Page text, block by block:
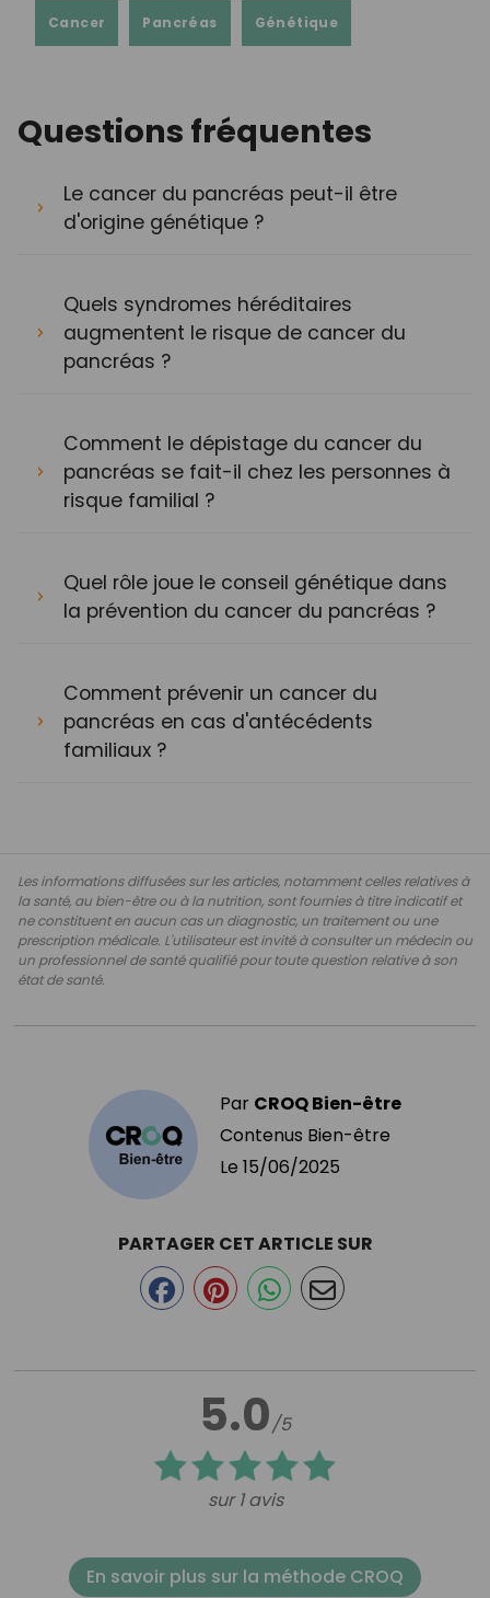
Cancer Pancréas Génétique
Questions fréquentes
Le cancer du pancréas peut-il être
d'origine génétique ?
Quels syndromes héréditaires
augmentent le risque de cancer du
pancréas ?
Comment le dépistage du cancer du
pancréas se fait-il chez les personnes à
risque familial ?
Quel rôle joue le conseil génétique dans
la prévention du cancer du pancréas ?
Comment prévenir un cancer du
pancréas en cas d'antécédents
familiaux ?
Les informations diffusées sur les articles, notamment celles relatives à
la santé, au bien-être ou à la nutrition, sont fournies à titre indicatif et
ne constituent en aucun cas un diagnostic, un traitement ou une
prescription médicale. L'utilisateur est invité à consulter un médecin ou
un professionnel de santé qualifié pour toute question relative à son
état de santé.
Par CROQ Bien-être
Contenus Bien-être
Le 15/06/2025
5.0/5
sur 1 avis
PARTAGER CET ARTICLE SUR
En savoir plus sur la méthode CROQ